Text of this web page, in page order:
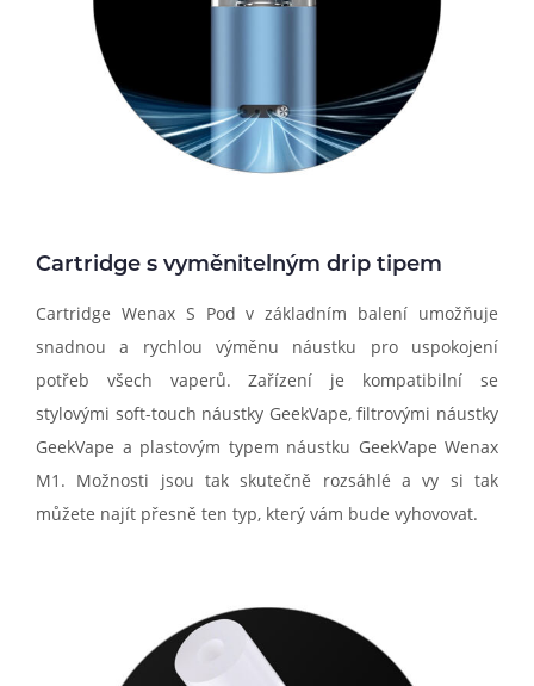
Cartridge s vyměnitelným drip tipem
Cartridge Wenax S Pod v základním balení umožňuje
snadnou a rychlou výměnu náustku pro uspokojení
potřeb všech vaperů. Zařízení je kompatibilní se
stylovými soft-touch náustky GeekVape, filtrovými náustky
GeekVape a plastovým typem náustku GeekVape Wenax
M1. Možnosti jsou tak skutečně rozsáhlé a vy si tak
můžete najít přesně ten typ, který vám bude vyhovovat.